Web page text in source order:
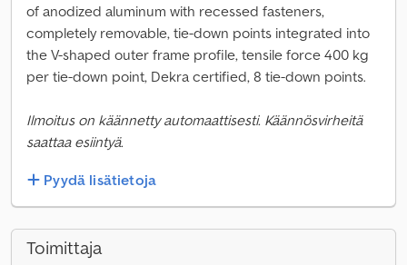
of anodized aluminum with recessed fasteners,
completely removable, tie-down points integrated into
the V-shaped outer frame profile, tensile force 400 kg
per tie-down point, Dekra certified, 8 tie-down points.
Ilmoitus on käännetty automaattisesti. Käännösvirheitä
saattaa esiintyä.
Pyydä lisätietoja
Toimittaja